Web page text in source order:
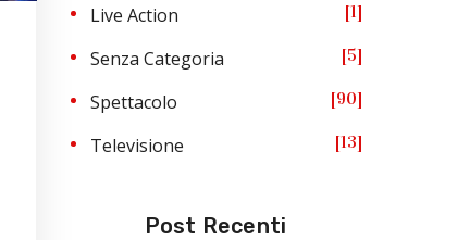
Live Action 1
Senza Categoria 5
Spettacolo 90
Televisione 13
Post Recenti